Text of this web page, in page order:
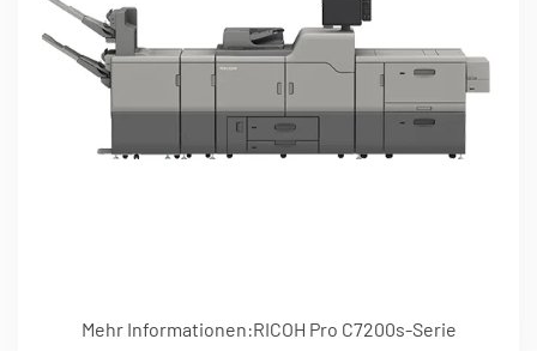
Mehr Informationen:RICOH Pro C7200s-Serie